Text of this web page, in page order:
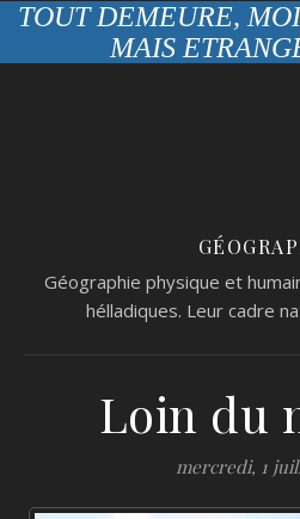
TOUT DEMEURE,
MAIS
Géographie physique et
hélladiques. Leur cadre
Loin du
mercredi, 1